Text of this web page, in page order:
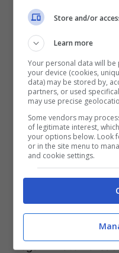
campionato è
della Flats Service).
Guarire i
Effe e
Quello della difesa
con il rendimento
Fantinelli e
qualità nei tiri su
cala al 32 percento
Store and/or
Learn more
Your personal data will
your device (cookies,
data) may be stored by,
partners, or used
may use precise
Some vendors may
of legitimate interest,
your options below. Look
or in the site menu to
and cookie settings.